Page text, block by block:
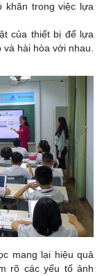
khăn trong việc lựa
của thiết bị để lựa
hài hòa với nhau.
mang lại hiệu quả
rõ các yếu tố ảnh